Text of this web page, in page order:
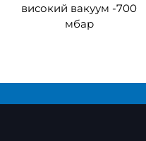
високий вакуум -700
мбар